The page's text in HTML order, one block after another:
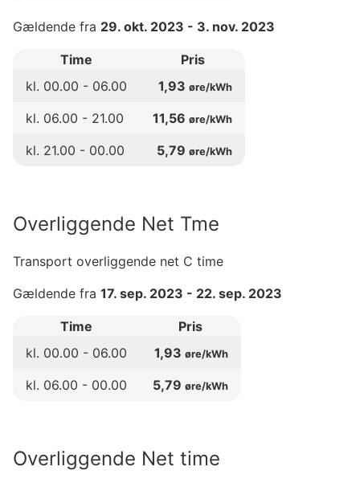
Gældende fra 29. okt. 2023 - 3. nov. 2023
Time
Pris
kl. 00.00 - 06.00 1,93 øre/kWh
kl. 06.00 - 21.00 11,56 øre/kWh
kl. 21.00 - 00.00 5,79 øre/kWh
Overliggende Net Tme
Transport overliggende net C time
Gældende fra 17. sep. 2023 - 22. sep. 2023
Time
Pris
kl. 00.00 - 06.00 1,93 øre/kWh
kl. 06.00 - 00.00 5,79 øre/kWh
Overliggende Net time